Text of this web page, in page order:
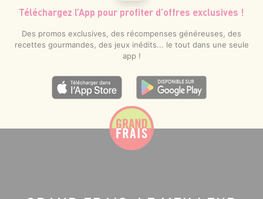
Téléchargez l’App pour profiter d’offres exclusives !
Des promos exclusives, des récompenses généreuses, des
recettes gourmandes, des jeux inédits... le tout dans une seule
app !